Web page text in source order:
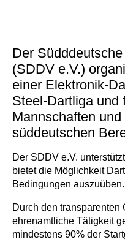
Der
(SDDV e.V.)
einer Elektronik-
Steel-Dartliga und
Mann­schaften
süddeutschen
Der SDDV e.V.
bietet die Möglichkeit
Bedingungen auszuüben.
Durch den transparenten
ehrenamtliche Tätigkeit
mindestens 90% der